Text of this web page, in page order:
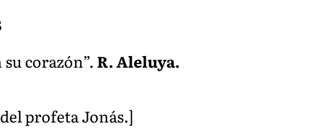
corazón”. R. Aleluya.
profeta Jonás.]